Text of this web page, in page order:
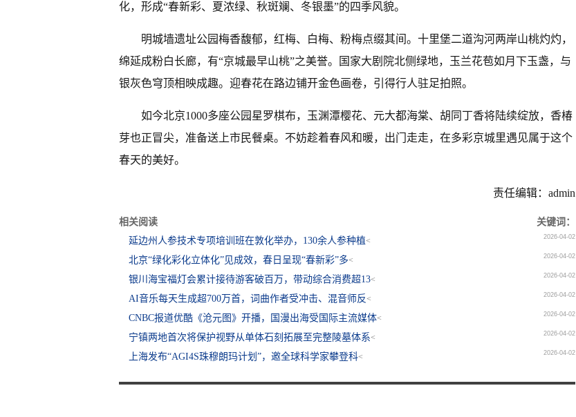
化，形成“春新彩、夏浓绿、秋斑斓、冬银墨”的四季风貌。
明城墙遗址公园梅香馥郁，红梅、白梅、粉梅点缀其间。十里堡二道沟河两岸山桃灼灼，
绵延成粉白长廊，有“京城最早山桃”之美誉。国家大剧院北侧绿地，玉兰花苞如月下玉盏，与
银灰色穹顶相映成趣。迎春花在路边铺开金色画卷，引得行人驻足拍照。
如今北京1000多座公园星罗棋布，玉渊潭樱花、元大都海棠、胡同丁香将陆续绽放，香椿
芽也正冒尖，准备送上市民餐桌。不妨趁着春风和暖，出门走走，在多彩京城里遇见属于这个
春天的美好。
责任编辑：admin
相关阅读
关键词：
延边州人参技术专项培训班在敦化举办，130余人参种植< 2026-04-02
北京“绿化彩化立体化”见成效，春日呈现“春新彩”多< 2026-04-02
银川海宝福灯会累计接待游客破百万，带动综合消费超13< 2026-04-02
AI音乐每天生成超700万首，词曲作者受冲击、混音师反< 2026-04-02
CNBC报道优酷《沧元图》开播，国漫出海受国际主流媒体< 2026-04-02
宁镇两地首次将保护视野从单体石刻拓展至完整陵墓体系< 2026-04-02
上海发布“AGI4S珠穆朗玛计划”，邀全球科学家攀登科< 2026-04-02